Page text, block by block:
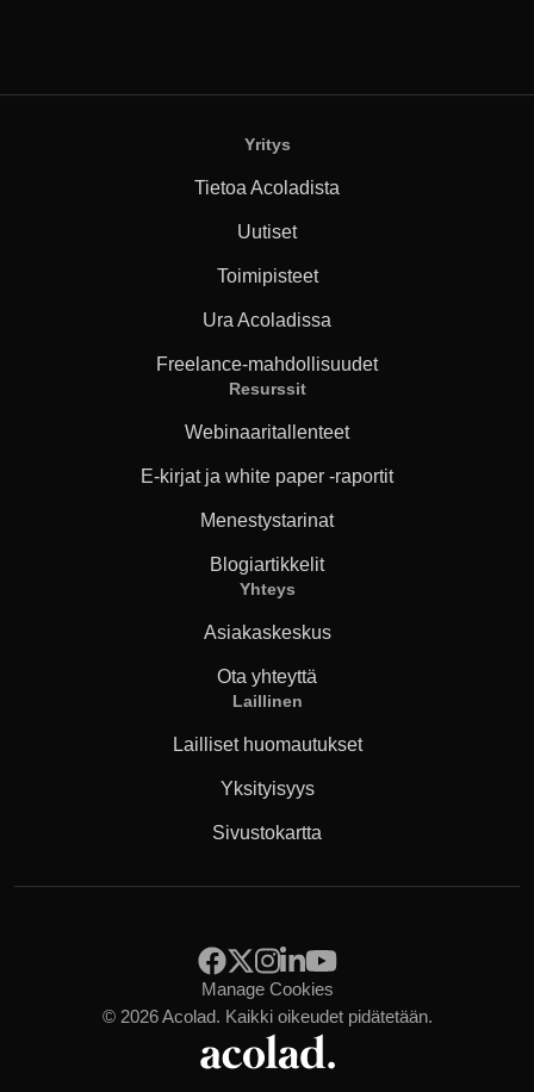
Yritys
Tietoa Acoladista
Uutiset
Toimipisteet
Ura Acoladissa
Freelance-mahdollisuudet
Resurssit
Webinaaritallenteet
E-kirjat ja white paper -raportit
Menestystarinat
Blogiartikkelit
Yhteys
Asiakaskeskus
Ota yhteyttä
Laillinen
Lailliset huomautukset
Yksityisyys
Sivustokartta
© 2026 Acolad. Kaikki oikeudet pidätetään.
Manage Cookies